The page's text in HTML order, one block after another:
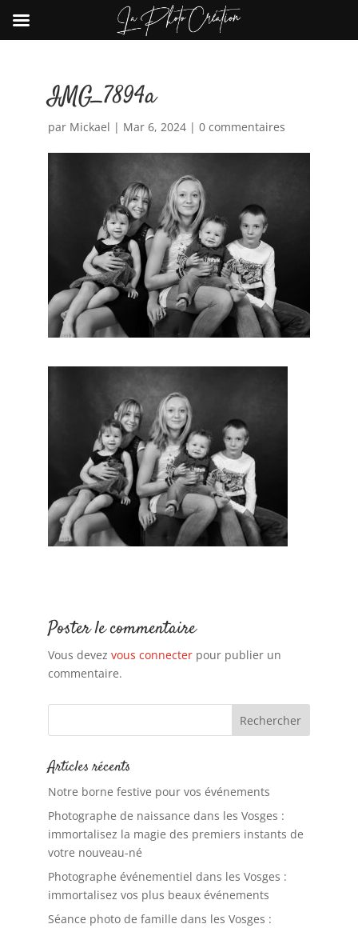
IMG_7894a
par Mickael | Mar 6, 2024| 0 commentaires
Poster le commentaire
Vous devez vous connecterpour publier un
commentaire.
Articles récents
Notre borne festive pour vos événements
Photographe de naissance dans les Vosges :
immortalisez la magie des premiers instants de
votre nouveau-né
Photographe événementiel dans les Vosges :
immortalisez vos plus beaux événements
Séance photo de famille dans les Vosges :